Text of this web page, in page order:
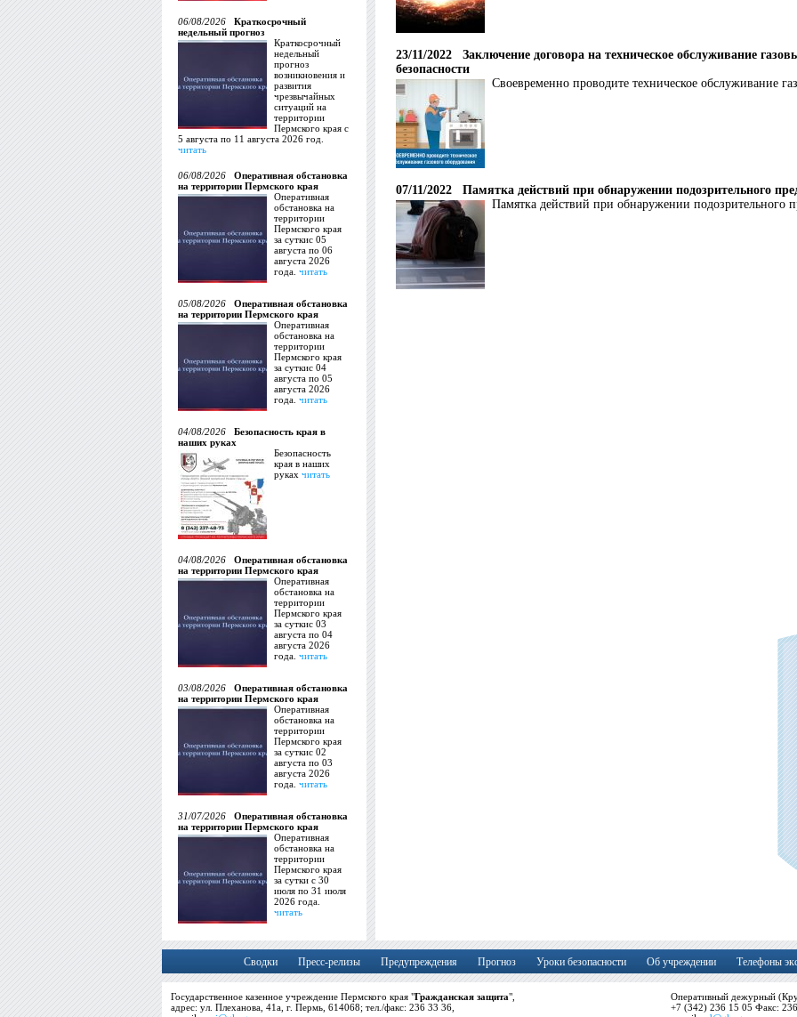
06/08/2026
Краткосрочный
недельный прогноз
Краткосрочный
недельный
прогноз
возникновения и
развития
чрезвычайных
ситуаций на
территории
Пермского края с
5 августа по 11 августа 2026 год.
читать
06/08/2026
Оперативная обстановка
на территории Пермского края
Оперативная
обстановка на
территории
Пермского края
за суткис 05
августа по 06
августа 2026
года. читать
05/08/2026
Оперативная обстановка
на территории Пермского края
Оперативная
обстановка на
территории
Пермского края
за суткис 04
августа по 05
августа 2026
года. читать
04/08/2026
Безопасность края в
наших руках
Безопасность
края в наших
руках читать
04/08/2026
Оперативная обстановка
на территории Пермского края
Оперативная
обстановка на
территории
Пермского края
за суткис 03
августа по 04
августа 2026
года. читать
03/08/2026
Оперативная обстановка
на территории Пермского края
Оперативная
обстановка на
территории
Пермского края
за суткис 02
августа по 03
августа 2026
года. читать
31/07/2026
Оперативная обстановка
на территории Пермского края
Оперативная
обстановка на
территории
Пермского края
за сутки с 30
июля по 31 июля
2026 года.
читать
23/11/2022
Заключение договора на техническое обслуживание
безопасности
Своевременно проводите техническое обслуживание
07/11/2022
Памятка действий при обнаружении подозрительного
Памятка действий при обнаружении подозрительного
Сводки Пресс-релизы Предупреждения Прогноз Уроки безопасности Об учреждении Телефоны
Государственное казенное учреждение Пермского края "Гражданская защита",
адрес: ул. Плеханова, 41а, г. Пермь, 614068; тел./факс: 236 33 36,
Оперативный дежурный
+7 (342) 236 15 05 Факс: